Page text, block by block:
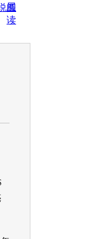
展
阅
读